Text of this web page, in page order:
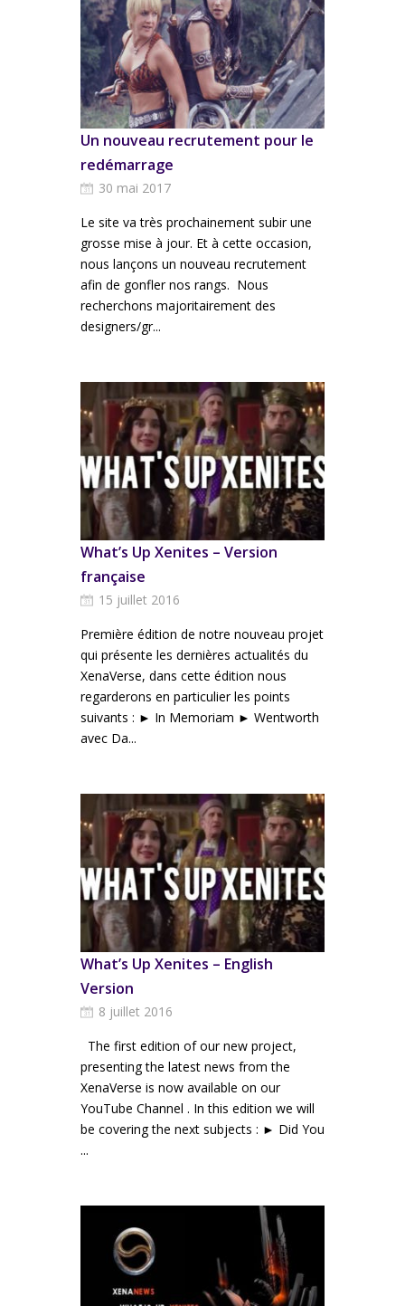
Un nouveau recrutement pour le
redémarrage
30 mai 2017
Le site va très prochainement subir une
grosse mise à jour. Et à cette occasion,
nous lançons un nouveau recrutement
afin de gonfler nos rangs. Nous
recherchons majoritairement des
designers/gr...
What’s Up Xenites – Version
française
15 juillet 2016
Première édition de notre nouveau projet
qui présente les dernières actualités du
XenaVerse, dans cette édition nous
regarderons en particulier les points
suivants : ► In Memoriam ► Wentworth
avec Da...
What’s Up Xenites – English
Version
8 juillet 2016
The first edition of our new project,
presenting the latest news from the
XenaVerse is now available on our
YouTube Channel . In this edition we will
be covering the next subjects : ► Did You
...